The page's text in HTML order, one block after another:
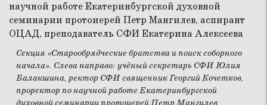
Секция «Старообрядческие братства и поиск соборного
начала». Слева направо: учёный секретарь СФИ Юлия
Балакшина, ректор СФИ священник Георгий Кочетков,
проректор по научной работе Екатеринбургской